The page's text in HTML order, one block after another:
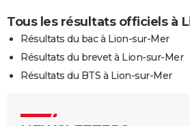
Tous les résultats officiels à
Résultats du bac à Lion-sur-Mer
Résultats du brevet à Lion-sur-Mer
Résultats du BTS à Lion-sur-Mer